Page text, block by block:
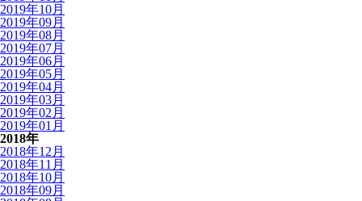
2019年10月
2019年09月
2019年08月
2019年07月
2019年06月
2019年05月
2019年04月
2019年03月
2019年02月
2019年01月
2018年
2018年12月
2018年11月
2018年10月
2018年09月